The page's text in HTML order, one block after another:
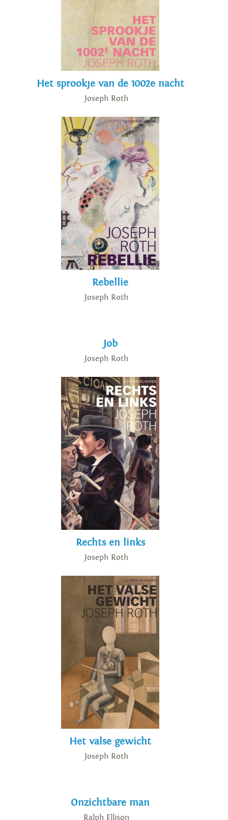
Het sprookje van de 1002e nacht
Joseph Roth
Rebellie
Joseph Roth
Job
Joseph Roth
Rechts en links
Joseph Roth
Het valse gewicht
Joseph Roth
Onzichtbare man
Ralph Ellison